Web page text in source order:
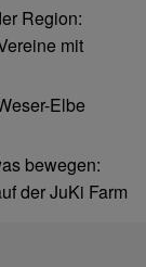
Region:
mit
Elbe
bewegen:
der JuKi Farm